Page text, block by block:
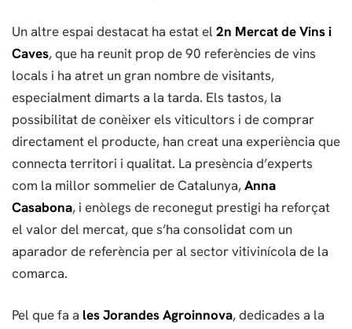
Un altre espai destacat ha estat el 2n Mercat de Vins i
Caves, que ha reunit prop de 90 referències de vins
locals i ha atret un gran nombre de visitants,
especialment dimarts a la tarda. Els tastos, la
possibilitat de conèixer els viticultors i de comprar
directament el producte, han creat una experiència que
connecta territori i qualitat. La presència d’experts
com la millor sommelier de Catalunya,Anna
Casabona, i enòlegs de reconegut prestigi ha reforçat
el valor del mercat, que s’ha consolidat com un
aparador de referència per al sector vitivinícola de la
comarca.
Pel que fa a les Jorandes Agroinnova, dedicades a la